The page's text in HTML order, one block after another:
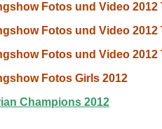
Fotos und Video 2012
Fotos und Video 2012
Fotos und Video 2012
Fotos Girls 2012
Champions 2012